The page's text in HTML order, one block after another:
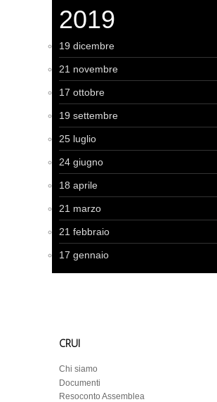
2019
19 dicembre
21 novembre
17 ottobre
19 settembre
25 luglio
24 giugno
18 aprile
21 marzo
21 febbraio
17 gennaio
CRUI
Chi siamo
Documenti
Resoconto Assemblea